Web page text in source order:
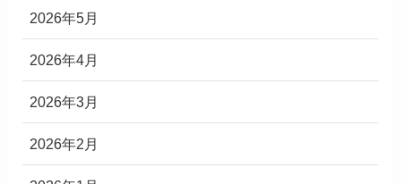
2026年5月
2026年4月
2026年3月
2026年2月